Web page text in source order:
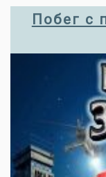
Побег с